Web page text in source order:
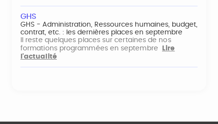
GHS
GHS - Administration, Ressources humaines, budget,
contrat, etc. : les dernières places en septembre
Il reste quelques places sur certaines de nos
formations programmées en septembre
Lire
l'actualité